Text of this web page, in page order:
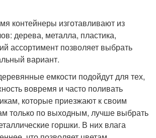
контейнеры изготавливают из
дерева, металла, пластика,
ассортимент позволяет выбрать
вариант.
емкости подойдут для тех,
вовремя и часто поливать
которые приезжают к своим
только по выходным, лучше выбрать
горшки. В них влага